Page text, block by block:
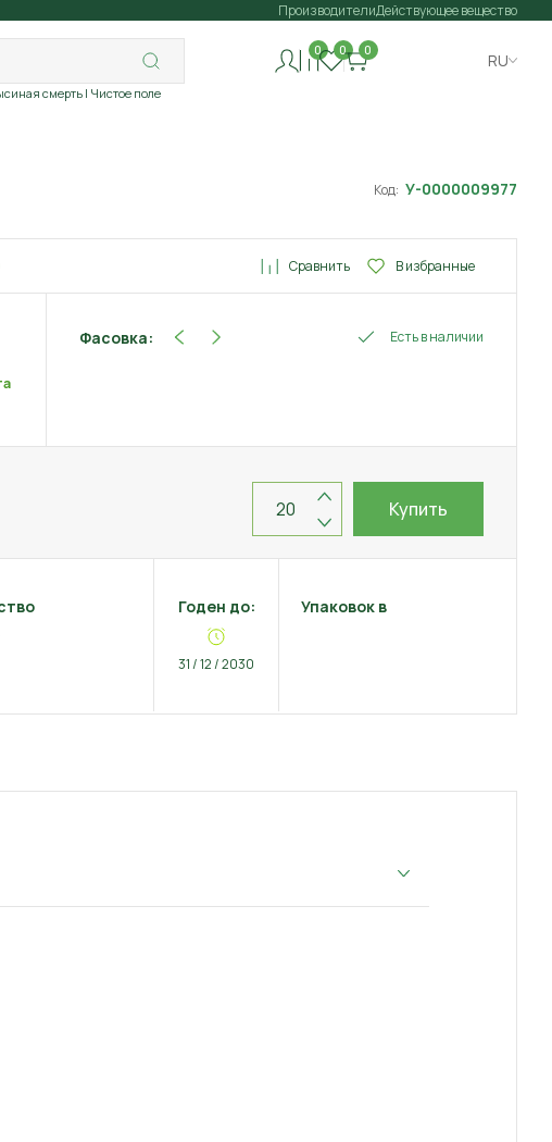
ПроизводителиДействующее вещество
смерть | Чистое поле
0 0 0
RU
Код: У-0000009977
Сравнить В избранные
Фасовка: Есть в наличии
Купить
Годен до:
31 / 12 / 2030
Упаковок в